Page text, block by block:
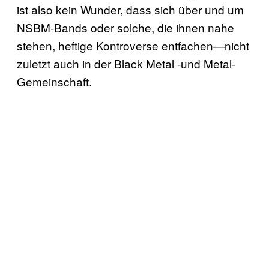
ist also kein Wunder, dass sich über und um
NSBM-Bands oder solche, die ihnen nahe
stehen, heftige Kontroverse entfachen—nicht
zuletzt auch in der Black Metal -und Metal-
Gemeinschaft.